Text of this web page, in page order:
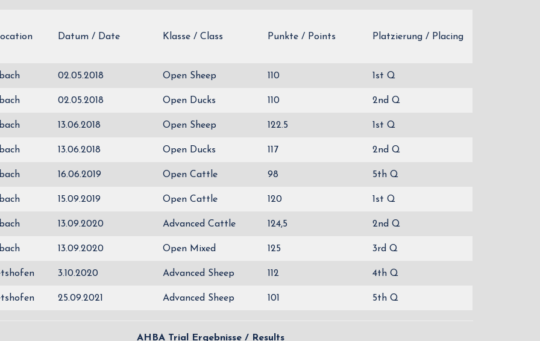
Datum / Date Klasse / Class Punkte / Points Platzierung / Placing
02.05.2018 Open Sheep 110 1st Q
02.05.2018 Open Ducks 110 2nd Q
13.06.2018 Open Sheep 122.5 1st Q
13.06.2018 Open Ducks 117 2nd Q
16.06.2019 Open Cattle 98 5th Q
15.09.2019 Open Cattle 120 1st Q
13.09.2020 Advanced Cattle 124,5 2nd Q
13.09.2020 Open Mixed 125 3rd Q
3.10.2020 Advanced Sheep 112 4th Q
25.09.2021 Advanced Sheep 101 5th Q
AHBA Trial Ergebnisse / Results